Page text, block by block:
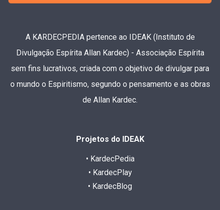
A KARDECPEDIA pertence ao IDEAK (Instituto de
Divulgação Espírita Allan Kardec) - Associação Espírita
sem fins lucrativos, criada com o objetivo de divulgar para
o mundo o Espiritismo, segundo o pensamento e as obras
de Allan Kardec.
Projetos do IDEAK
• KardecPedia
• KardecPlay
• KardecBlog